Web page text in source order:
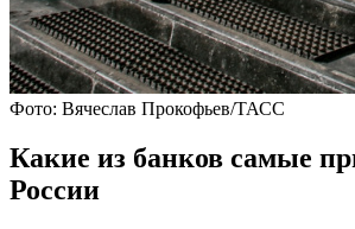
Фото: Вячеслав Прокофьев/ТАСС
Какие из банков самые
России